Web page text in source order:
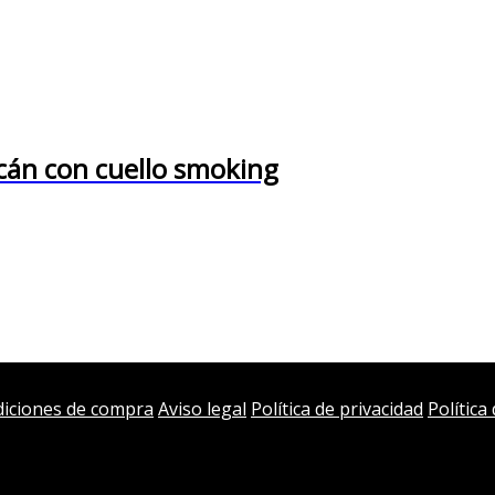
con cuello smoking
de compra Aviso legal Política de privacidad Política